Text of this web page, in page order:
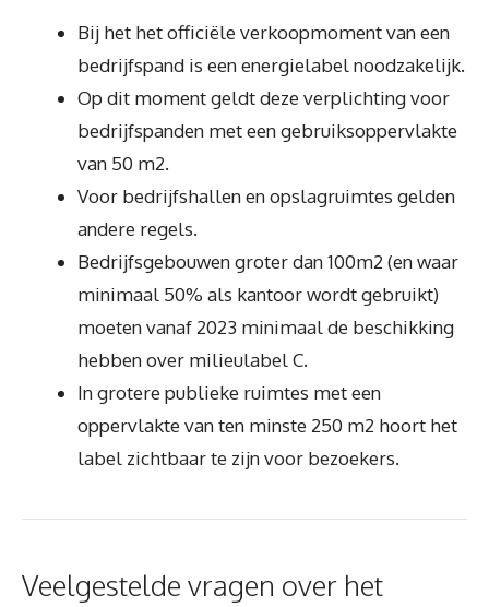
Bij het het officiële verkoopmoment van een
bedrijfspand is een energielabel noodzakelijk.
Op dit moment geldt deze verplichting voor
bedrijfspanden met een gebruiksoppervlakte
van 50 m2.
Voor bedrijfshallen en opslagruimtes gelden
andere regels.
Bedrijfsgebouwen groter dan 100m2 (en waar
minimaal 50% als kantoor wordt gebruikt)
moeten vanaf 2023 minimaal de beschikking
hebben over milieulabel C.
In grotere publieke ruimtes met een
oppervlakte van ten minste 250 m2 hoort het
label zichtbaar te zijn voor bezoekers.
Veelgestelde vragen over het